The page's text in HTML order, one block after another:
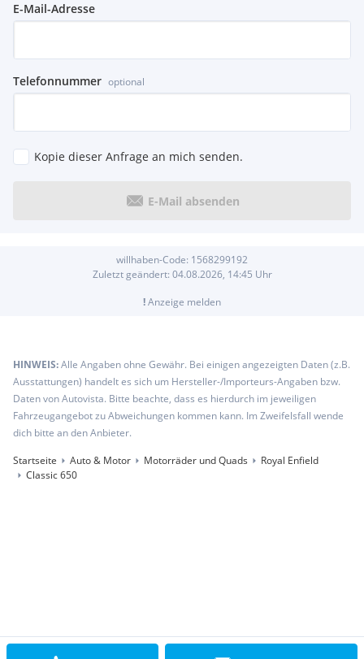
E-Mail-Adresse
Telefonnummer optional
Kopie dieser Anfrage an mich senden.
E-Mail absenden
willhaben-Code: 1568299192
Zuletzt geändert: 04.08.2026, 14:45 Uhr
!Anzeige melden
HINWEIS:Alle Angaben ohne Gewähr. Bei einigen angezeigten Daten (z.B.
Ausstattungen) handelt es sich um Hersteller-/Importeurs-Angaben bzw.
Daten von Autovista. Bitte beachte, dass es hierdurch im jeweiligen
Fahrzeugangebot zu Abweichungen kommen kann. Im Zweifelsfall wende
dich bitte an den Anbieter.
Startseite
Auto & Motor Motorräder und Quads
Royal Enfield
Classic 650